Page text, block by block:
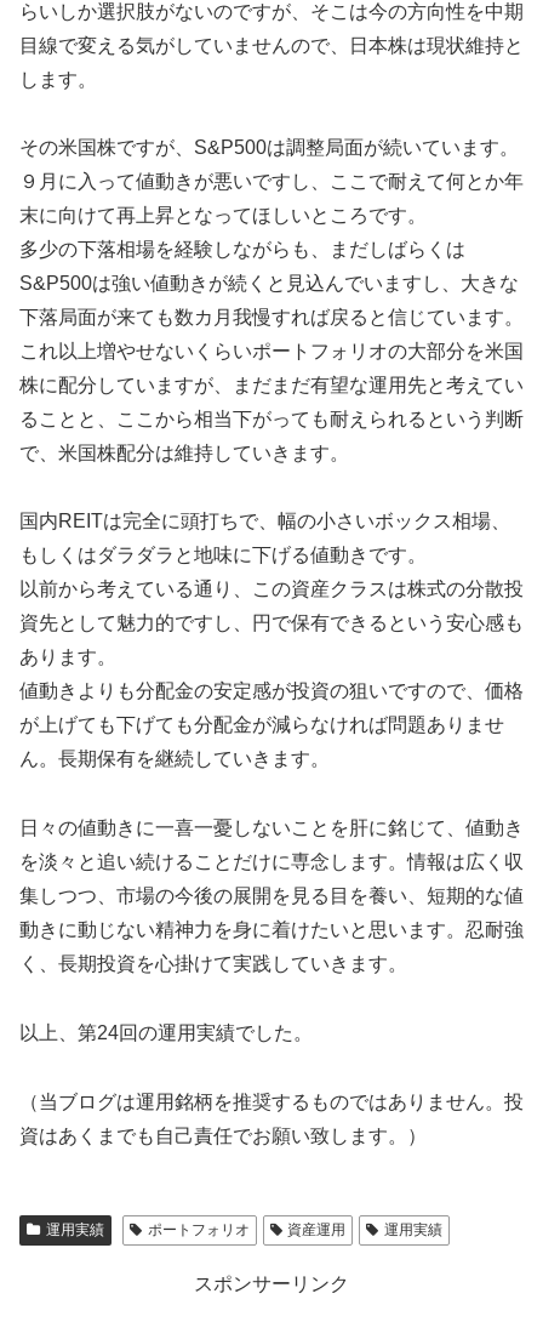
らいしか選択肢がないのですが、そこは今の方向性を中期
目線で変える気がしていませんので、日本株は現状維持と
します。
その米国株ですが、S&P500は調整局面が続いています。
９月に入って値動きが悪いですし、ここで耐えて何とか年
末に向けて再上昇となってほしいところです。
多少の下落相場を経験しながらも、まだしばらくは
S&P500は強い値動きが続くと見込んでいますし、大きな
下落局面が来ても数カ月我慢すれば戻ると信じています。
これ以上増やせないくらいポートフォリオの大部分を米国
株に配分していますが、まだまだ有望な運用先と考えてい
ることと、ここから相当下がっても耐えられるという判断
で、米国株配分は維持していきます。
国内REITは完全に頭打ちで、幅の小さいボックス相場、
もしくはダラダラと地味に下げる値動きです。
以前から考えている通り、この資産クラスは株式の分散投
資先として魅力的ですし、円で保有できるという安心感も
あります。
値動きよりも分配金の安定感が投資の狙いですので、価格
が上げても下げても分配金が減らなければ問題ありませ
ん。長期保有を継続していきます。
日々の値動きに一喜一憂しないことを肝に銘じて、値動き
を淡々と追い続けることだけに専念します。情報は広く収
集しつつ、市場の今後の展開を見る目を養い、短期的な値
動きに動じない精神力を身に着けたいと思います。忍耐強
く、長期投資を心掛けて実践していきます。
以上、第24回の運用実績でした。
（当ブログは運用銘柄を推奨するものではありません。投
資はあくまでも自己責任でお願い致します。）
運用実績 ポートフォリオ 資産運用 運用実績
スポンサーリンク